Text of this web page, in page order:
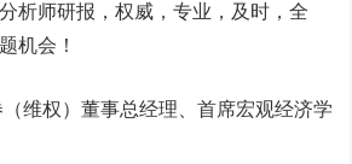
师研报，权威，专业，及时，全
机会！
（维权）董事总经理、首席宏观经济学